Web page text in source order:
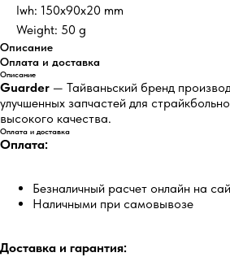
lwh: 150x90x20 mm
Weight: 50 g
Описание
Оплата и доставка
Описание
Guarder — Тайваньский бренд
улучшенных запчастей для
высокого качества.
Оплата и доставка
Оплата:
Безналичный расчет онлайн на
Наличными при самовывозе
Доставка и гарантия: